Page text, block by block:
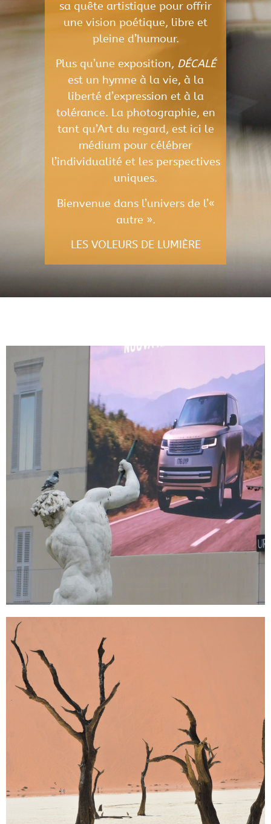
sa quête artistique pour offrir
une vision poétique, libre et
pleine d’humour.
Plus qu’une exposition, DÉCALÉ
est un hymne à la vie, à la
liberté d’expression et à la
tolérance. La photographie, en
tant qu’Art du regard, est ici le
médium pour célébrer
l’individualité et les perspectives
uniques.
Bienvenue dans l’univers de l’«
autre ».
LES VOLEURS DE LUMIÈRE